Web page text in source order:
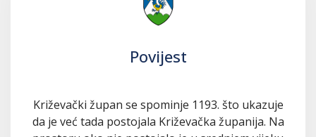
Povijest
Križevački župan se spominje 1193. što ukazuje
da je već tada postojala Križevačka županija. Na